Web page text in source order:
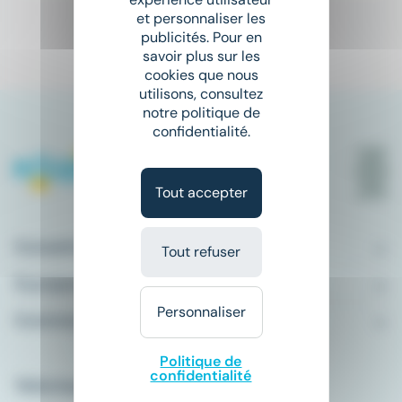
1
À propos
Comment ça marche ?
Télécharger l'application
et personnaliser les
publicités. Pour en
savoir plus sur les
cookies que nous
utilisons, consultez
notre politique de
confidentialité.
Tout accepter
Tout refuser
Personnaliser
Politique de
confidentialité